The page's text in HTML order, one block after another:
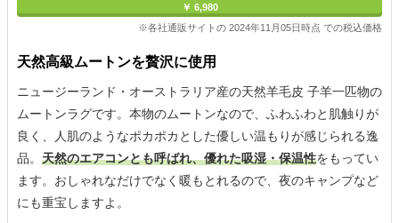
￥ 6,980
※各社通販サイトの 2024年11月05日時点 での税込価格
天然高級ムートンを贅沢に使用
ニュージーランド・オーストラリア産の天然羊毛皮 子羊一匹物の
ムートンラグです。本物のムートンなので、ふわふわと肌触りが
良く、人肌のようなポカポカとした優しい温もりが感じられる逸
品。 天然のエアコンとも呼ばれ、優れた吸湿・保温性をもってい
ます。おしゃれなだけでなく暖もとれるので、夜のキャンプなど
にも重宝しますよ。